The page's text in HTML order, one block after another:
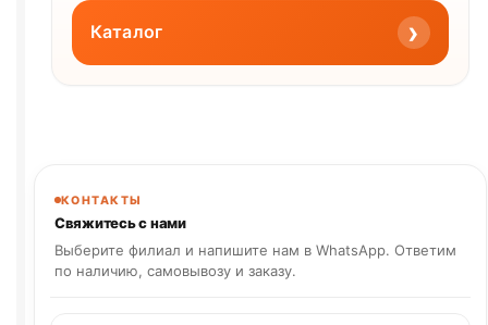
Каталог ›
КОНТАКТЫ
Свяжитесь с нами
Выберите филиал и напишите нам в WhatsApp. Ответим
по наличию, самовывозу и заказу.